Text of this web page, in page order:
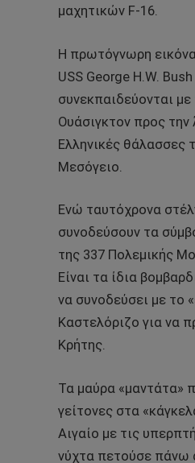
μαχητικών F-16.
Η πρωτόγνωρη
USS George H.W.
συνεκπαιδεύονται
Ουάσιγκτον προς την
Ελληνικές θάλασσες
Μεσόγειο.
Ενώ ταυτόχρονα
συνοδεύσουν τα
της 337 Πολεμικής
Είναι τα ίδια
να συνοδεύσει με το
Καστελόριζο για να
Κρήτης.
Τα μαύρα «μαντάτα»
γείτονες στα
Αιγαίο με τις
νύχτα πετούσε πάνω